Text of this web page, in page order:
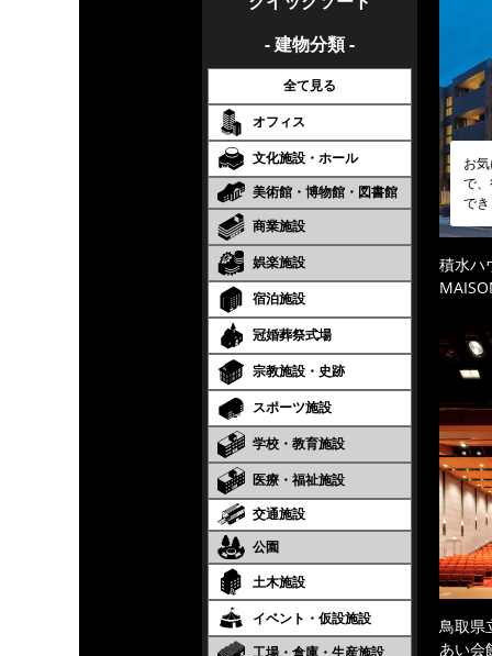
- 建物分類 -
全て見る
オフィス
文化施設・ホール
美術館・博物館・図書館
商業施設
娯楽施設
宿泊施設
冠婚葬祭式場
宗教施設・史跡
スポーツ施設
学校・教育施設
医療・福祉施設
交通施設
公園
土木施設
イベント・仮設施設
工場・倉庫・生産施設
お
で
で
積水
鳥取県
あい会